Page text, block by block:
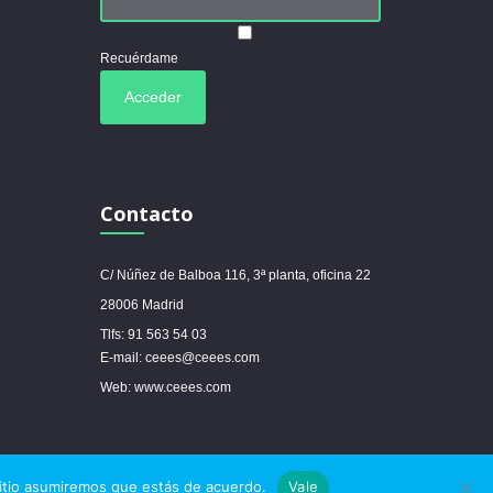
Recuérdame
Contacto
C/ Núñez de Balboa 116, 3ª planta, oficina 22
28006 Madrid
Tlfs: 91 563 54 03
E-mail: ceees@ceees.com
Web: www.ceees.com
asumiremos que estás de acuerdo. Vale